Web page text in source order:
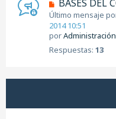
BASES DEL
Último mensaje
2014 10:51
por
Respuestas: 13